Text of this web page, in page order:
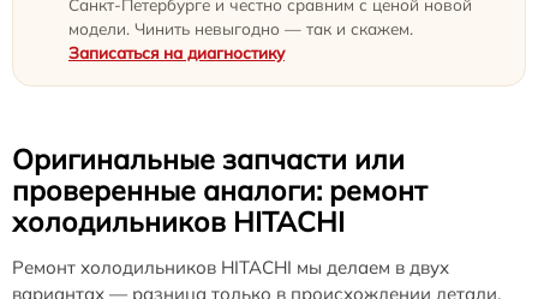
модели. Чинить невыгодно — так и скажем.
Записаться на диагностику
Оригинальные запчасти или
проверенные аналоги: ремонт
холодильников HITACHI
Ремонт холодильников HITACHI мы делаем в двух
вариантах — разница только в происхождении детали.